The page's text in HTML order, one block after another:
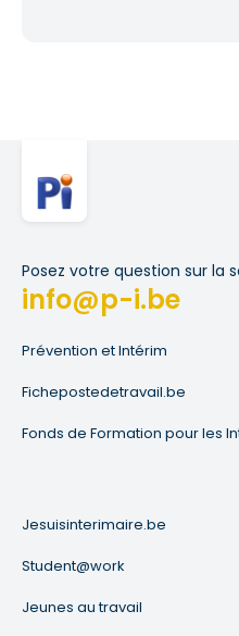
Posez votre question sur la
info@p-i.be
Prévention et Intérim
Fichepostedetravail.be
Fonds de Formation pour les
Jesuisinterimaire.be
Student@work
Jeunes au travail